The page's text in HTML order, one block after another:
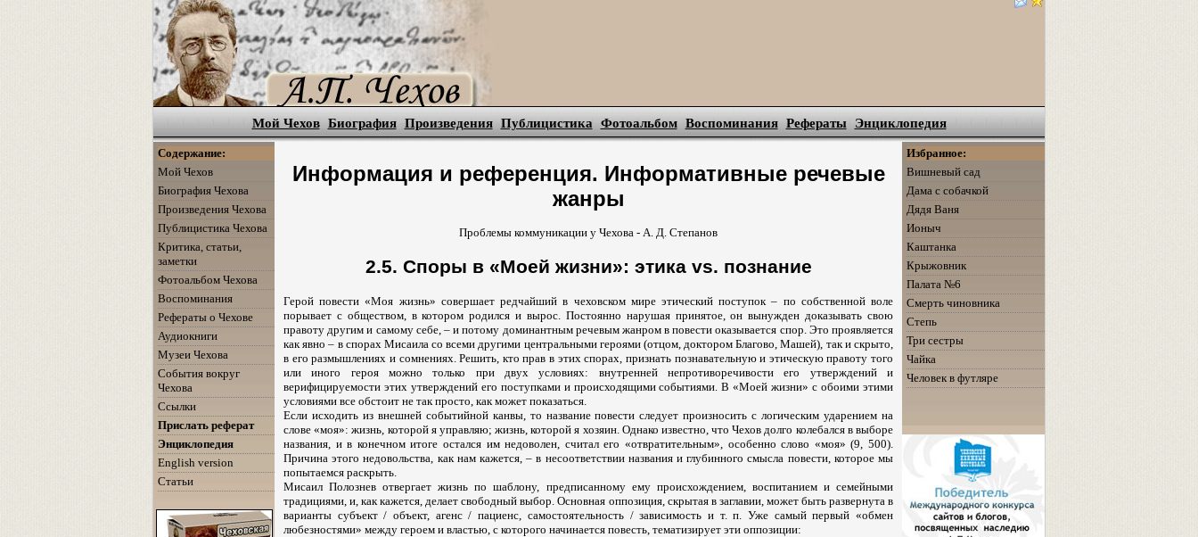
Мой Чехов Биография Произведения Публицистика Фотоальбом Воспоминания Рефераты Энциклопедия
Содержание:
Мой Чехов
Биография Чехова
Произведения Чехова
Публицистика Чехова
Критика, статьи,
заметки
Фотоальбом Чехова
Воспоминания
Рефераты о Чехове
Аудиокниги
Музеи Чехова
События вокруг
Чехова
Ссылки
Прислать реферат
Энциклопедия
English version
Статьи
Информация и референция. Информативные речевые
жанры
Проблемы коммуникации у Чехова - А. Д. Степанов
2.5. Споры в «Моей жизни»: этика vs. познание
Герой повеcти «Моя жизнь» совершает редчайший в чеховском мире этический поступок – по собственной воле
порывает с обществом, в котором родился и вырос. Постоянно нарушая принятое, он вынужден доказывать свою
правоту другим и самому себе, – и потому доминантным речевым жанром в повести оказывается спор. Это проявляется
как явно – в спорах Мисаила со всеми другими центральными героями (отцом, доктором Благово, Машей), так и скрыто,
в его размышлениях и сомнениях. Решить, кто прав в этих спорах, признать познавательную и этическую правоту того
или иного героя можно только при двух условиях: внутренней непротиворечивости его утверждений и
верифицируемости этих утверждений его поступками и происходящими событиями. В «Моей жизни» с обоими этими
условиями все обстоит не так просто, как может показаться.
Если исходить из внешней событийной канвы, то название повести следует произносить с логическим ударением на
слове «моя»: жизнь, которой я управляю; жизнь, которой я хозяин. Однако известно, что Чехов долго колебался в выборе
названия, и в конечном итоге остался им недоволен, считал его «отвратительным», особенно слово «моя» (9, 500).
Причина этого недовольства, как нам кажется, – в несоответствии названия и глубинного смысла повести, которое мы
попытаемся раскрыть.
Мисаил Полознев отвергает жизнь по шаблону, предписанному ему происхождением, воспитанием и семейными
традициями, и, как кажется, делает свободный выбор. Основная оппозиция, скрытая в заглавии, может быть развернута в
варианты субъект / объект, агенс / пациенс, самостоятельность / зависимость и т. п. Уже самый первый «обмен
любезностями» между героем и властью, с которого начинается повесть, тематизирует эти оппозиции:
Избранное:
Вишневый сад
Дама с собачкой
Дядя Ваня
Ионыч
Каштанка
Крыжовник
Палата №6
Смерть чиновника
Степь
Три сестры
Чайка
Человек в футляре